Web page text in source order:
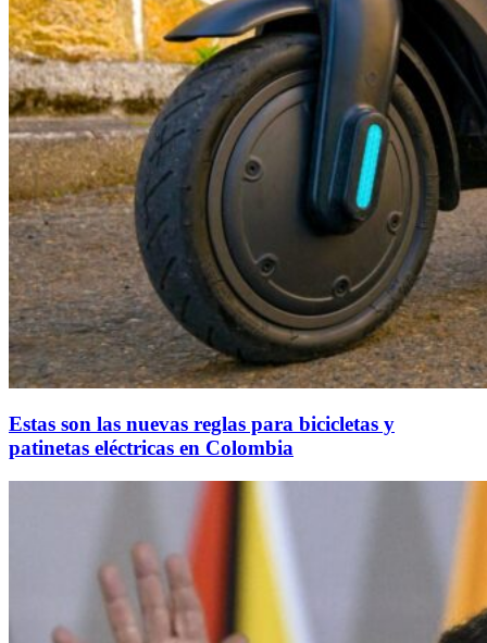
Estas son las nuevas reglas para bicicletas y
patinetas eléctricas en Colombia